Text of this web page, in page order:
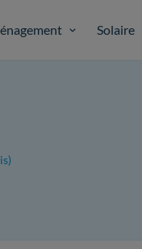
Solaire